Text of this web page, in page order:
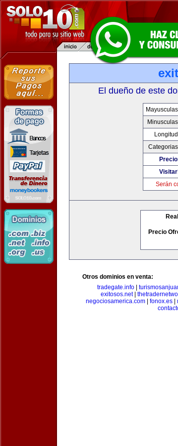
El dueño de este
Serán
Precio
Otros dominios en venta:
tradegate.info|
exitosos.net|
negociosamerica.com| fonox.es|